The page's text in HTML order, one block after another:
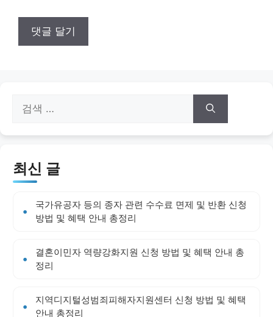
색:
최신 글
국가유공자 등의 종자 관련 수수료 면제 및 반환 신청
방법 및 혜택 안내 총정리
결혼이민자 역량강화지원 신청 방법 및 혜택 안내 총
정리
지역디지털성범죄피해자지원센터 신청 방법 및 혜택
안내 총정리